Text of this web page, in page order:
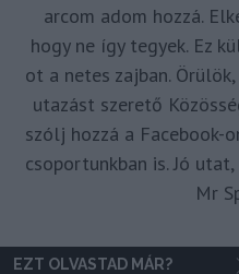
arcom adom hozzá.
hogy ne így tegyek. Ez
ot a netes zajban.
utazást szerető
szólj hozzá a Facebook-
csoportunkban is. Jó
Mr
EZT OLVASTAD MÁR?